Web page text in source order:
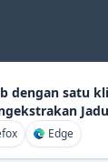
dengan satu
Edge